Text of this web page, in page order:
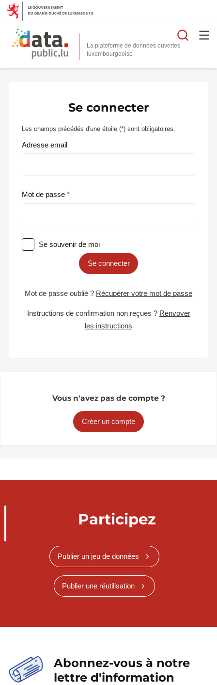
La plateforme de données ouvertes
Se connecter
Les champs précédés d'une étoile (*) sont obligatoires.
Adresse email
Mot de passe
Se souvenir de moi
Se connecter
Mot de passe oublié ? Récupérer votre mot de passe
Instructions de confirmation non reçues ? Renvoyer
les instructions
Vous n'avez pas de compte ?
Créer un compte
Participez
Publier un jeu de données
Publier une réutilisation
Abonnez-vous à notre
lettre d'information